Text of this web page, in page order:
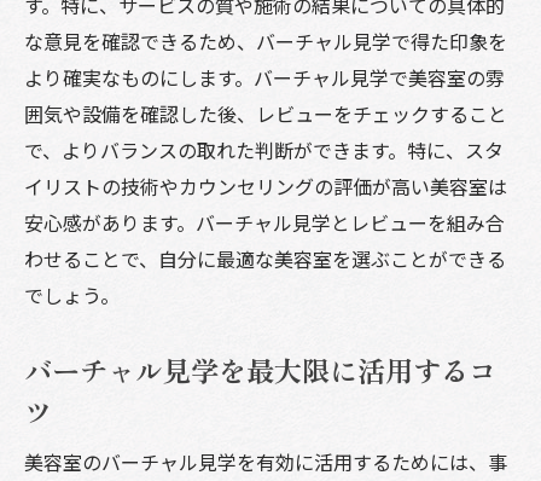
な意見を確認できるため、バーチャル見学で得た印象を
より確実なものにします。バーチャル見学で美容室の雰
囲気や設備を確認した後、レビューをチェックすること
で、よりバランスの取れた判断ができます。特に、スタ
イリストの技術やカウンセリングの評価が高い美容室は
安心感があります。バーチャル見学とレビューを組み合
わせることで、自分に最適な美容室を選ぶことができる
でしょう。
バーチャル見学を最大限に活用するコ
ツ
美容室のバーチャル見学を有効に活用するためには、事